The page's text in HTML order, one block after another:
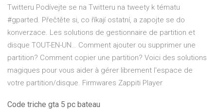
Twitteru Podívejte se na Twitteru na tweety k tématu
#gparted. Přečtěte si, co říkají ostatní, a zapojte se do
konverzace. Les solutions de gestionnaire de partition et
disque TOUT-EN-UN… Comment ajouter ou supprimer une
partition? Comment copier une partition? Voici des solutions
magiques pour vous aider à gérer librement l'espace de
votre partition/disque. Firmwares Zappiti Player
Code triche gta 5 pc bateau